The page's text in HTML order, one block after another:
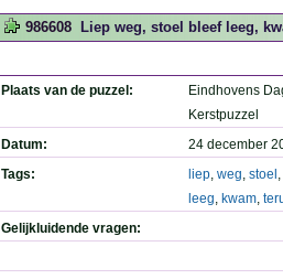
986608 Liep weg, stoel bleef leeg,
Plaats van de puzzel:
Eindhovens
Kerstpuzzel
Datum:
24 december
Tags:
liep, weg, stoel ,
leeg, kwam,
Gelijkluidende vragen: